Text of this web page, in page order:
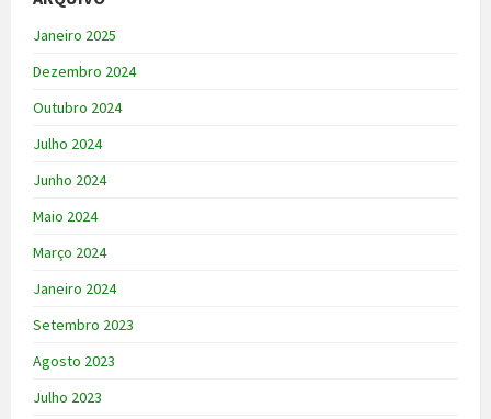
Janeiro 2025
Dezembro 2024
Outubro 2024
Julho 2024
Junho 2024
Maio 2024
Março 2024
Janeiro 2024
Setembro 2023
Agosto 2023
Julho 2023